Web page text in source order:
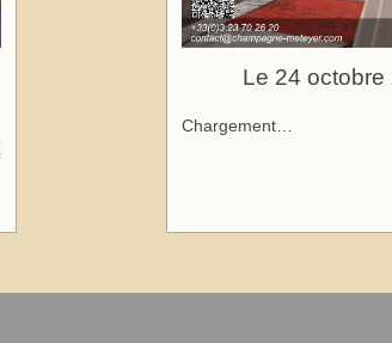
Le 24 octobre
Chargement…